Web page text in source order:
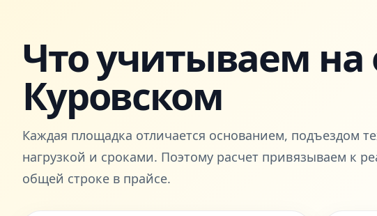
Что учитываем на
Куровском
Каждая площадка отличается основанием, подъездом
нагрузкой и сроками. Поэтому расчет привязываем к
общей строке в прайсе.